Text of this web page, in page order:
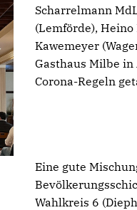
Scharrelmann
(Lemförde),
Kawemeyer
Gasthaus Milbe
Corona-Regeln
Eine gute
Wahlkreis 6